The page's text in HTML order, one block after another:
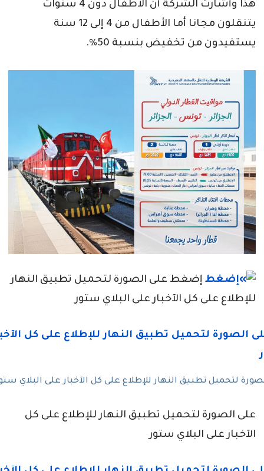
هذا وأشارت الشركة أن الأطفال دون 4 سنوات
يتنقلون مجانا أما الأطفال من 4 إلى 12 سنة
يستفيدون من تخفيض بنسبة 50%.
إضغط على الصورة لتحميل تطبيق النهار
للإطلاع على كل الآخبار على البلاي ستور
لتحميل تطبيق النهار للإطلاع على كل الآخبار على البلاي
على الصورة لتحميل تطبيق النهار للإطلاع على كل
الآخبار على البلاي ستور